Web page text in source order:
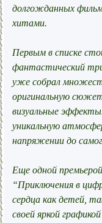
долгожданных
хитами.
Первым в списке
фантастический
уже собрал
оригинальную
визуальные
уникальную
напряжении до
Еще одной
“Приключения в
сердца как детей,
своей яркой